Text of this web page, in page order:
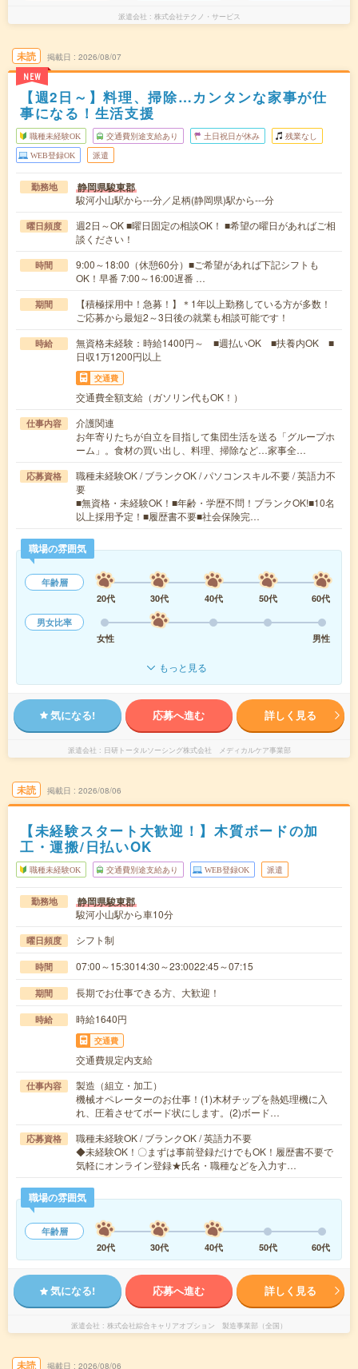
派遣会社 株式会社テクノ・サービス
未読
NEW
掲載日 2026/08/07
【週2日～】料理、掃除…カンタンな家事が仕
事になる！生活支援
職種未経験OK 交通費別途支給あり 土日祝日が休み 残業なし
WEB登録OK 派遣
勤務地 静岡県駿東郡
駿河小山駅から---分／足柄(静岡県)駅から---分
曜日頻度
週2日～OK ■曜日固定の相談OK！ ■希望の曜日があればご相
談ください！
時間
9:00～18:00（休憩60分）■ご希望があれば下記シフトも
OK！早番 7:00～16:00遅番 …
期間
【積極採用中！急募！】＊1年以上勤務している方が多数！
ご応募から最短2～3日後の就業も相談可能です！
時給
無資格未経験：時給1400円～ ■週払いOK ■扶養内OK ■
日収1万1200円以上
交通費
交通費全額支給（ガソリン代もOK！）
仕事内容
介護関連
お年寄りたちが自立を目指して集団生活を送る「グループホ
ーム」。食材の買い出し、料理、掃除など…家事全…
応募資格
職種未経験OK / ブランクOK / パソコンスキル不要 / 英語力不
要
■無資格・未経験OK！■年齢・学歴不問！ブランクOK!■10名
以上採用予定！■履歴書不要■社会保険完…
職場の雰囲気
年齢層
20代
30代 40代 50代
60代
男女比率
女性
男性
もっと見る
気になる! 応募へ進む 詳しく見る
派遣会社 日研トータルソーシング株式会社 メディカルケア事業部
未読 掲載日 2026/08/06
【未経験スタート大歓迎！】木質ボードの加
工・運搬/日払いOK
職種未経験OK 交通費別途支給あり WEB登録OK 派遣
勤務地 静岡県駿東郡
駿河小山駅から車10分
曜日頻度 シフト制
時間 07:00～15:3014:30～23:0022:45～07:15
期間 長期でお仕事できる方、大歓迎！
時給 時給1640円
交通費
交通費規定内支給
仕事内容
製造（組立・加工）
機械オペレーターのお仕事！(1)木材チップを熱処理機に入
れ、圧着させてボード状にします。(2)ボード…
応募資格
職種未経験OK / ブランクOK / 英語力不要
◆未経験OK！〇まずは事前登録だけでもOK！履歴書不要で
気軽にオンライン登録★氏名・職種などを入力す…
職場の雰囲気
年齢層
20代
30代 40代 50代 60代
気になる! 応募へ進む 詳しく見る
派遣会社 株式会社綜合キャリアオプション 製造事業部（全国）
未読 掲載日 2026/08/06